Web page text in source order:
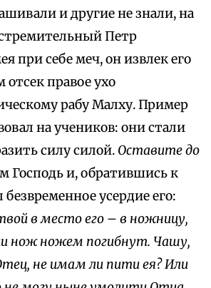
и другие не знали, на
Петр
при себе меч, он извлек его
правое ухо
рабу Малху. Пример
на учеников: они стали
силу силой. Оставите до
Господь и, обратившись к
усердие его:
в место его – в ножницу,
нож ножем погибнут. Чашу,
не имам ли пити ея? Или